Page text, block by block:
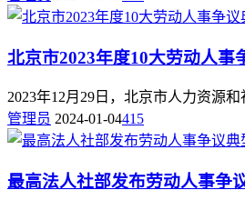
北京市2023年度10大劳动人事
2023年12月29日，北京市人力资源
管理员 2024-01-04415
最高法人社部发布劳动人事争